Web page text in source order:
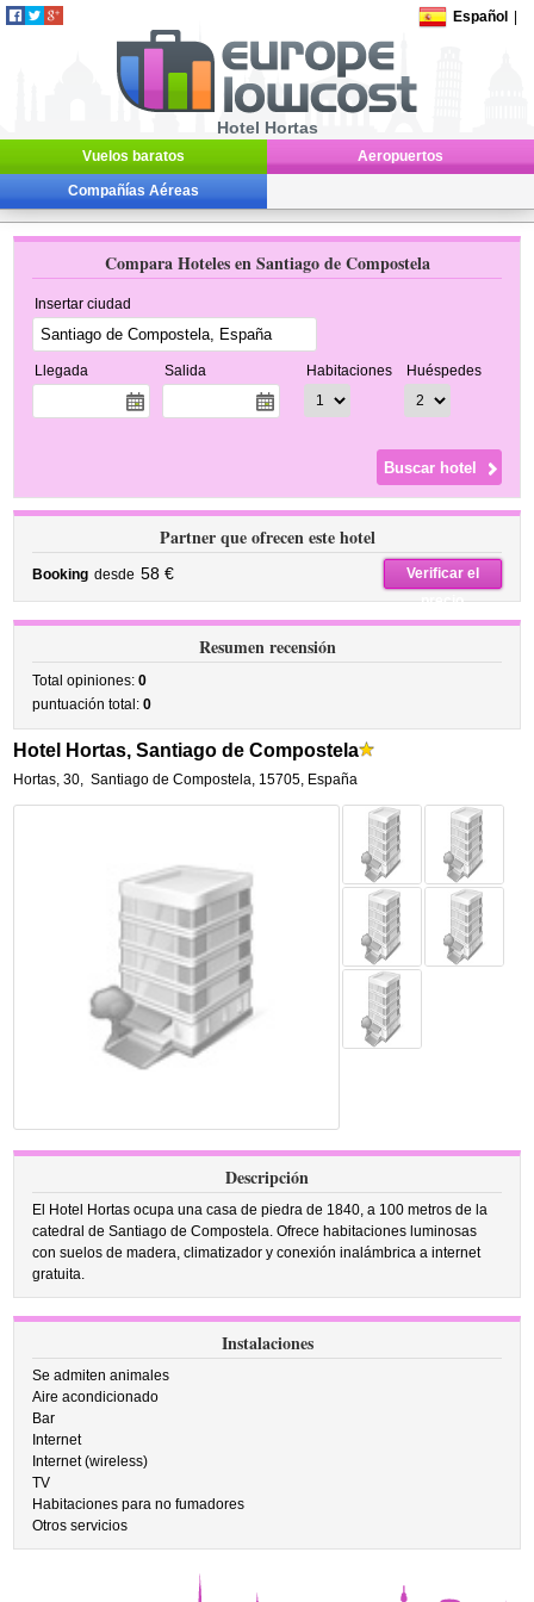
Español
Hotel Hortas
Vuelos baratos Aeropuertos
Compañías Aéreas
Compara Hoteles en Santiago de Compostela
Insertar ciudad
Llegada Salida Habitaciones Huéspedes
Partner que ofrecen este hotel
Booking desde 58 €
Verificar el
precio
Resumen recensión
Total opiniones:0
puntuación total:0
Hotel Hortas, Santiago de Compostela
Hortas, 30, Santiago de Compostela, 15705, España
Descripción
El Hotel Hortas ocupa una casa de piedra de 1840, a 100 metros de la
catedral de Santiago de Compostela. Ofrece habitaciones luminosas
con suelos de madera, climatizador y conexión inalámbrica a internet
gratuita.
Instalaciones
Se admiten animales
Aire acondicionado
Bar
Internet
Internet (wireless)
TV
Habitaciones para no fumadores
Otros servicios